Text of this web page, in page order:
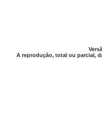
A reprodução, total ou parcial,